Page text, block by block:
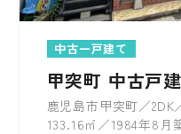
中古一戸建て
甲突町 中古戸建
鹿児島市甲突町／2DK
133.16㎡／1984年8月